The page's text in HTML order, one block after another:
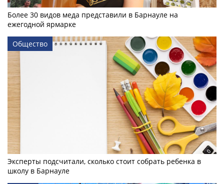
Более 30 видов меда представили в Барнауле на
ежегодной ярмарке
Общество
Эксперты подсчитали, сколько стоит собрать ребенка в
школу в Барнауле